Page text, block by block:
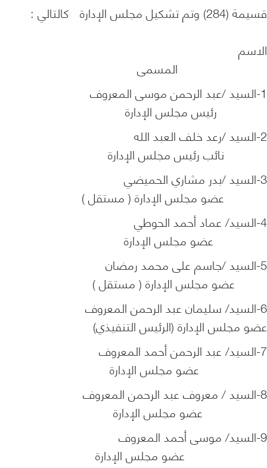
قسيمة (284) وتم تشكيل مجلس الإدارة كالتالي :
الاسم
المسمى
1-السيد /عبد الرحمن موسى المعروف
رئيس مجلس الإدارة
2-السيد /رعد خلف العبد الله
نائب رئيس مجلس الإدارة
3-السيد /بدر مشاري الحميضي
عضو مجلس الإدارة ( مستقل )
4-السيد/ عماد أحمد الحوطي
عضو مجلس الإدارة
5-السيد /جاسم على محمد رمضان
عضو مجلس الإدارة ( مستقل )
6-السيد/ سليمان عبد الرحمن المعروف
عضو مجلس الإدارة (الرئيس التنفيذي)
7-السيد/ عبد الرحمن أحمد المعروف
عضو مجلس الإدارة
8-السيد / معروف عبد الرحمن المعروف
عضو مجلس الإدارة
9-السيد/ موسى أحمد المعروف
عضو مجلس الإدارة